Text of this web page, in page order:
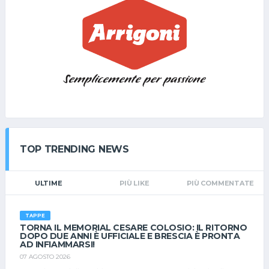
ombrellone + 2 lettini a camera; 6 - Parcheggio interno non
riservato e non custodito; 7 - Il costo dei campi della
competizione ROYAL CUP sono compresi nel pacchetto (per il
FRIENDS vedi info torneo); 8 - Spogliatori ai campi da tennis
salvo disposizioni differenti per COVID. 9- 2 campi padel a
giorno ( sopra ai 12 anni) a carico del giocatore; 11 - Il torneo
FRIENDS ha un costo di € 6,00 Non sono ammessi ANIMALI
DOMESTICI. La camera sarà riservata e garantita solo ad
avvenuto pagamento, con possibilità di DISDIRE SENZA PENALE
tassativamente ENTRO IL 31.08.2023 Costo ROYAL CUP 2023
(totale per i 2 giorni) Euro 185,00 A PERSONA; Per i Bimbi, info in
privato a Simona. Vi aspettiamo! La Direzione RAFT
TOP TRENDING NEWS
ULTIME PIÙ LIKE PIÙ COMMENTATE
TAPPE
TORNA IL MEMORIAL CESARE COLOSIO: IL RITORNO
DOPO DUE ANNI È UFFICIALE E BRESCIA È PRONTA
AD INFIAMMARSI!
07 AGOSTO 2026